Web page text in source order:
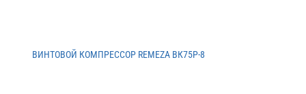
ВИНТОВОЙ КОМПРЕССОР REMEZA ВК75Р-8